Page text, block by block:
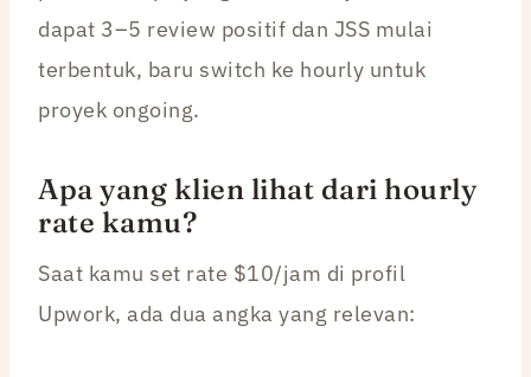
dapat 3–5 review positif dan JSS mulai
terbentuk, baru switch ke hourly untuk
proyek ongoing.
Apa yang klien lihat dari hourly
rate kamu?
Saat kamu set rate $10/jam di profil
Upwork, ada dua angka yang relevan: